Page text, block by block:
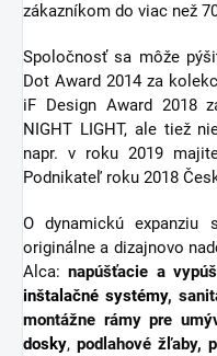
zákazníkom do viac než
Spoločnosť sa môže
Dot Award 2014 za
iF Design Award 2018
NIGHT LIGHT, ale tiež
napr. v roku 2019
Podnikateľ roku 2018
O dynamickú expanziu
originálne a dizajnovo
Alca:napúšťacie a
inštalačné systémy,
montážne rámy pre
dosky, podlahové žľaby,